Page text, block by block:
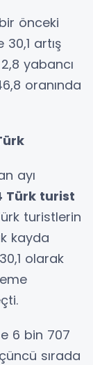
önceki
30,1 artış
yabancı
oranında
ayı
Türk turist
turistlerin
kayda
olarak
6 bin 707
sırada